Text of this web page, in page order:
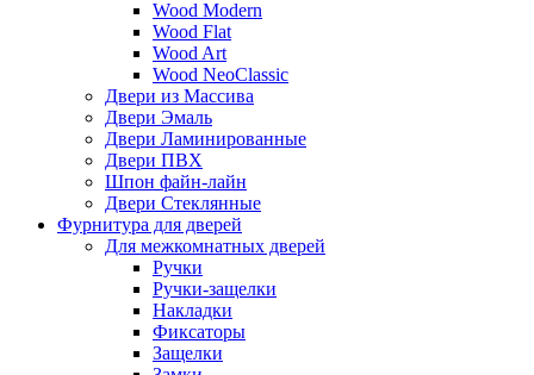
Wood Modern
Wood Flat
Wood Art
Wood NeoClassic
Двери из Массива
Двери Эмаль
Двери Ламинированные
Двери ПВХ
Шпон файн-лайн
Двери Стеклянные
Фурнитура для дверей
Для межкомнатных дверей
Ручки
Ручки-защелки
Накладки
Фиксаторы
Защелки